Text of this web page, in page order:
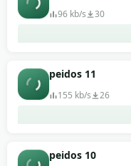
96 kb/s 30
peidos 11
155 kb/s 26
peidos 10